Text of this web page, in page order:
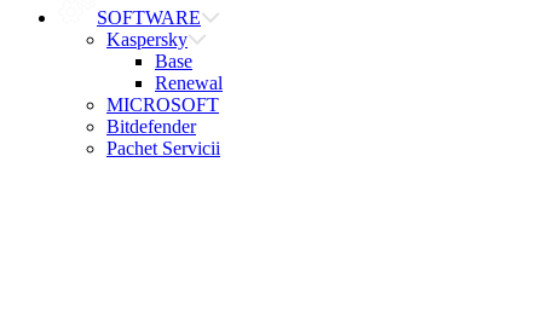
SOFTWARE
Kaspersky
Base
Renewal
MICROSOFT
Bitdefender
Pachet Servicii